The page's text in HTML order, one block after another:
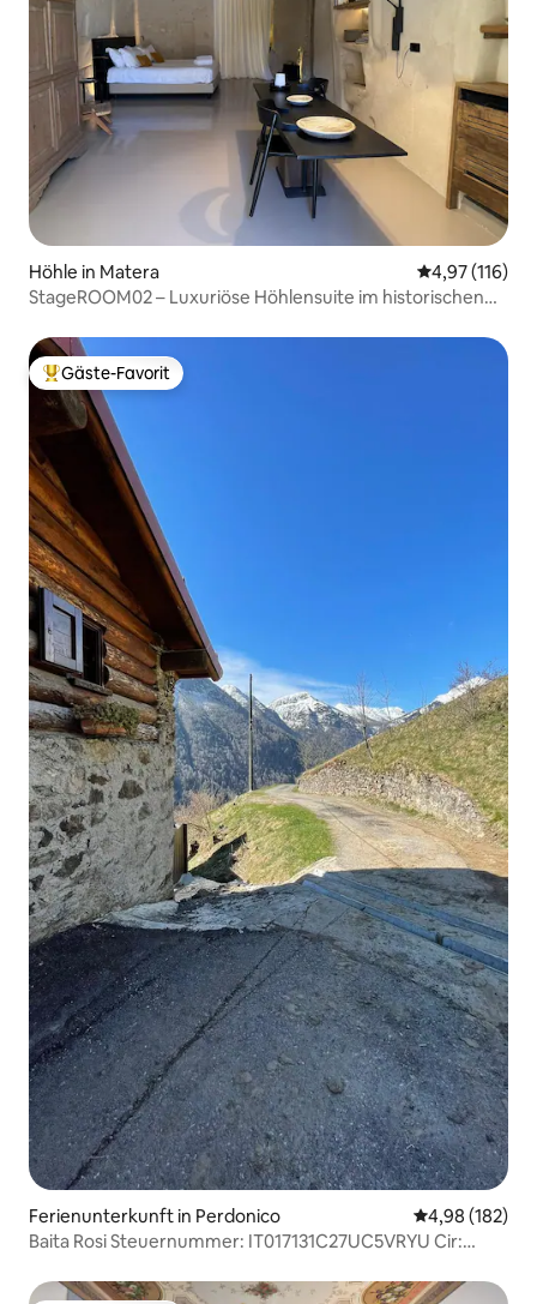
Höhle in Matera
4,97 (116)
StageROOM02 – Luxuriöse Höhlensuite im historischen
Beliebter Gäste-Favorit.
Gäste-Favorit
Ferienunterkunft in Perdonico
4,98 (182)
Baita Rosi Steuernummer: IT017131C27UC5VRYU Cir: